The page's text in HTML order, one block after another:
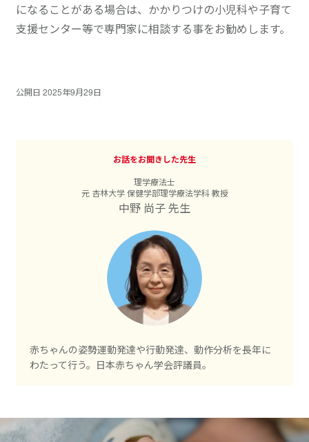
になることがある場合は、かかりつけの小児科や子育て
支援センター等で専門家に相談する事をお勧めします。
公開日 2025年9月29日
お話をお聞きした先生
理学療法士
元 杏林大学 保健学部理学療法学科 教授
中野 尚子 先生
赤ちゃんの姿勢運動発達や行動発達、動作分析を長年に
わたって行う。日本赤ちゃん学会評議員。